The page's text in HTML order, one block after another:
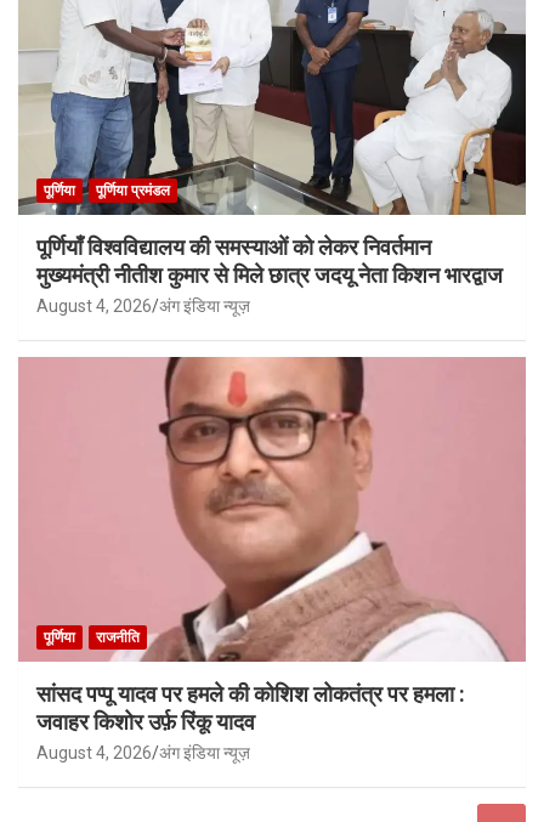
पूर्णिया पूर्णिया प्रमंडल
पूर्णियाँ विश्वविद्यालय की समस्याओं को लेकर निवर्तमान
मुख्यमंत्री नीतीश कुमार से मिले छात्र जदयू नेता किशन भारद्वाज
August 4, 2026 अंग इंडिया न्यूज़
पूर्णिया राजनीति
सांसद पप्पू यादव पर हमले की कोशिश लोकतंत्र पर हमला :
जवाहर किशोर उर्फ़ रिंकू यादव
August 4, 2026 अंग इंडिया न्यूज़